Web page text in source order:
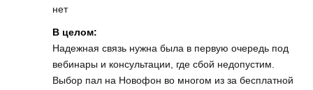
нет
В целом:
Надежная связь нужна была в первую очередь под
вебинары и консультации, где сбой недопустим.
Выбор пал на Новофон во многом из за бесплатной